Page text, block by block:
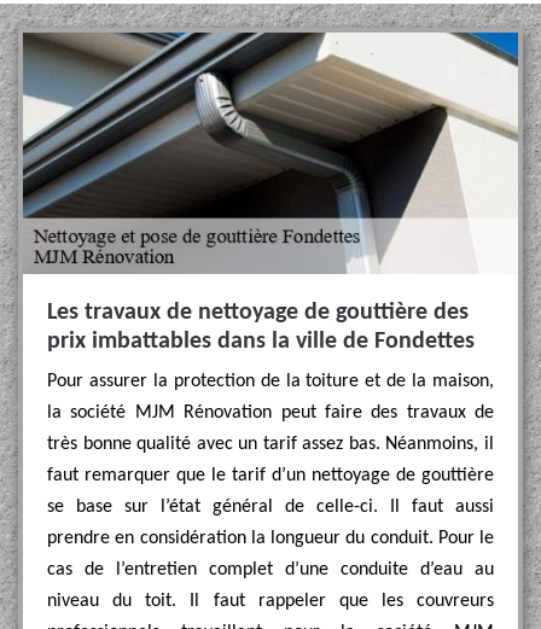
Les travaux de nettoyage de gouttière des
prix imbattables dans la ville de Fondettes
Pour assurer la protection de la toiture et de la maison,
la société MJM Rénovation peut faire des travaux de
très bonne qualité avec un tarif assez bas. Néanmoins, il
faut remarquer que le tarif d’un nettoyage de gouttière
se base sur l’état général de celle-ci. Il faut aussi
prendre en considération la longueur du conduit. Pour le
cas de l’entretien complet d’une conduite d’eau au
niveau du toit. Il faut rappeler que les couvreurs